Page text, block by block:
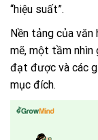
“hiệu suất”.
Nền tảng của
mẽ, một tầm nhìn
đạt được và các
mục đích.